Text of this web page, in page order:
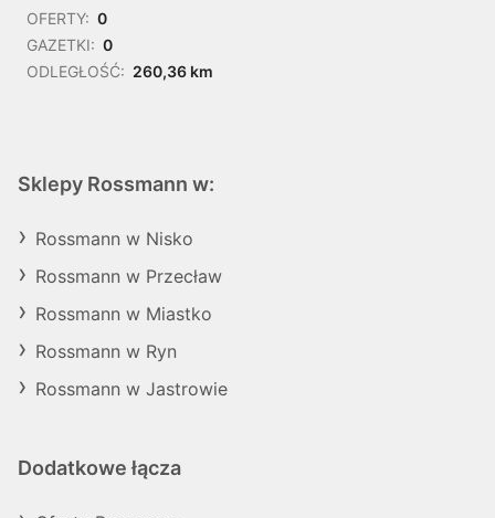
OFERTY: 0
GAZETKI: 0
ODLEGŁOŚĆ: 260,36 km
Sklepy Rossmann w:
Rossmann w Nisko
Rossmann w Przecław
Rossmann w Miastko
Rossmann w Ryn
Rossmann w Jastrowie
Dodatkowe łącza